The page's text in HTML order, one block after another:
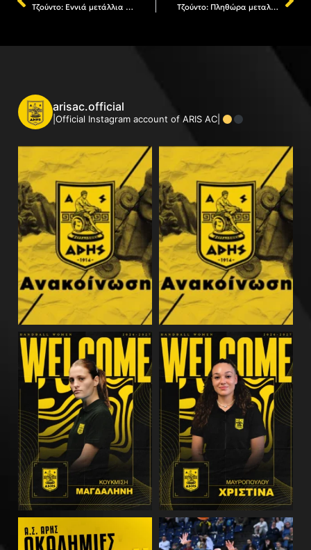
Τζούντο: Εννιά μετάλλια για τον ΑΡΗ στο Διασυλλογικό Πρωτάθλημα Βορείου Ελλάδος (pics) Τζούντο: Πληθώρα μεταλλίων για τον ΑΡΗ στο τουρνουά «Tiger» (photostory)
arisac.official
|Official Instagram account of ARIS AC|